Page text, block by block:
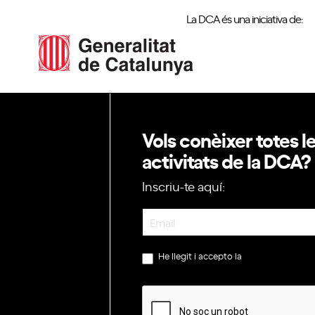
La DCA és una iniciativa de:
Vols conèixer totes
activitats de la DCA?
Inscriu-te aquí:
Newsletter
He llegit i accepto la